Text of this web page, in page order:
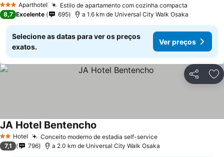
3 EstrelasAparthotel Estilo de apartamento com cozinha compacta
8,7 Excelente 695 a 1.6 km de Universal City Walk Osaka
Selecione as datas para ver os preços
exatos.
Ver preços
Partilhar
2 Estrelas
Hotel Conceito moderno de estadia self-service
JA Hotel Bentencho
7,1 796 a 2.0 km de Universal City Walk Osaka